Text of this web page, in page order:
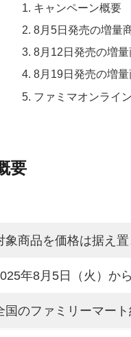
キャンペーン概要
8月5日発売の増量
8月12日発売の増
8月19日発売の増
ファミマオンライ
要
象商品を価格は据え
年8月5日（火）か
国のファミリーマー